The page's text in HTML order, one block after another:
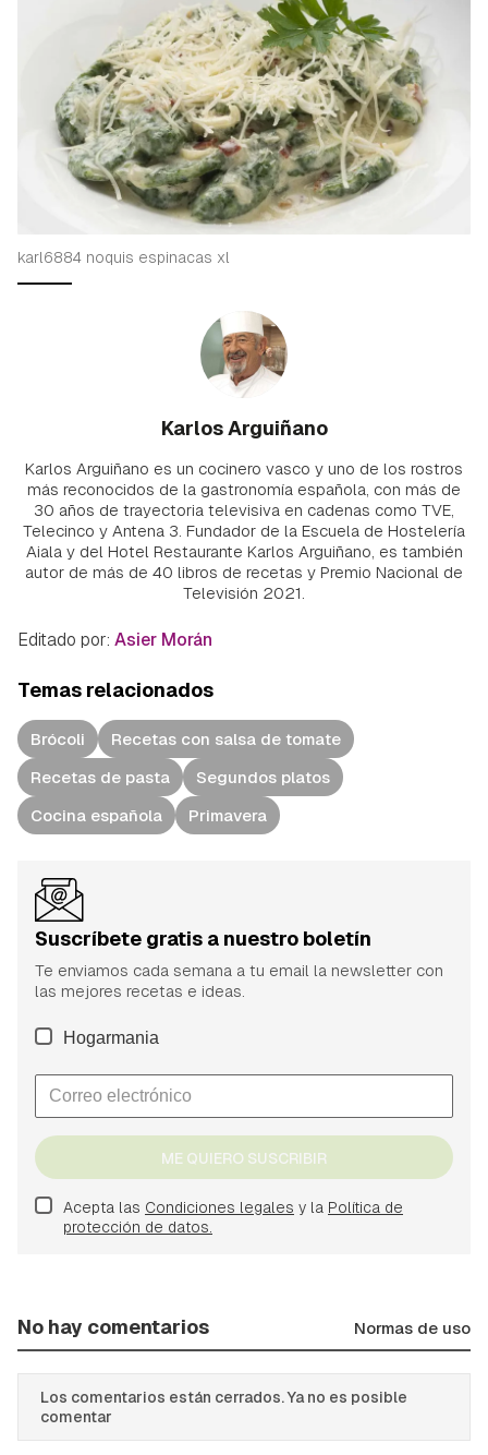
karl6884 noquis espinacas xl
Karlos Arguiñano
Karlos Arguiñano es un cocinero vasco y uno de los rostros
más reconocidos de la gastronomía española, con más de
30 años de trayectoria televisiva en cadenas como TVE,
Telecinco y Antena 3. Fundador de la Escuela de Hostelería
Aiala y del Hotel Restaurante Karlos Arguiñano, es también
autor de más de 40 libros de recetas y Premio Nacional de
Televisión 2021.
Editado por: Asier Morán
Temas relacionados
Brócoli
Recetas con salsa de tomate
Recetas de pasta
Segundos platos
Cocina española
Primavera
Suscríbete gratis a nuestro boletín
Te enviamos cada semana a tu email la newsletter con
las mejores recetas e ideas.
Hogarmania
ME QUIERO SUSCRIBIR
Acepta las Condiciones legales y la Política de
protección de datos.
No hay comentarios Normas de uso
Los comentarios están cerrados. Ya no es posible
comentar